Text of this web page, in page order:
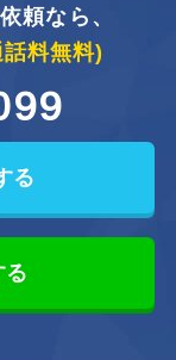
頼なら、
話料無料)
る
る